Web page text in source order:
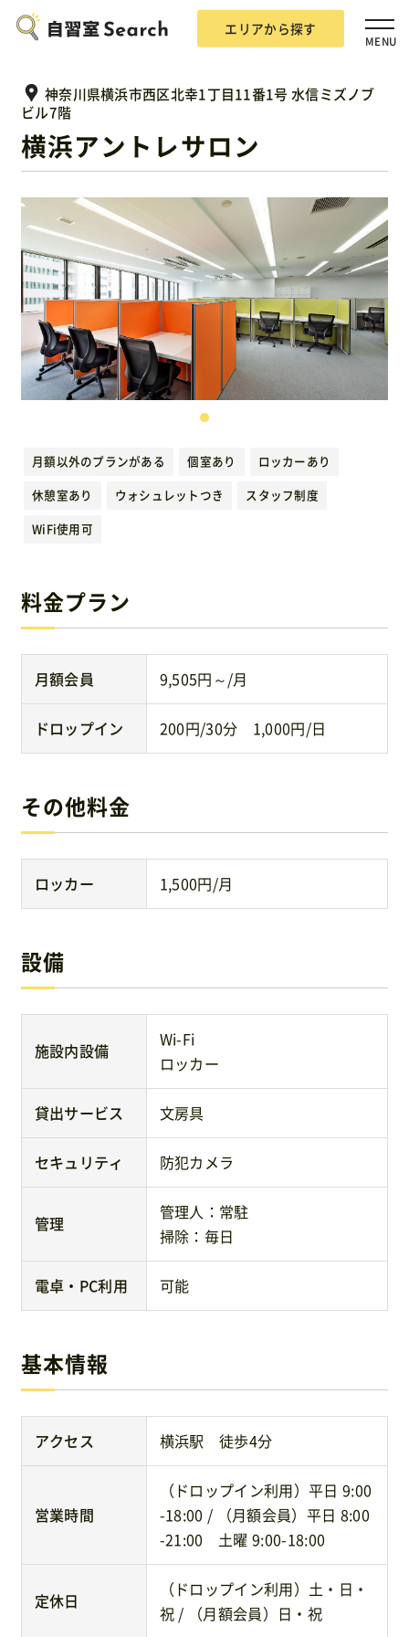
エリアから探す
MENU
エリアから探す
自習室Searchとは？
広告掲載について
免責事項
神奈川県横浜市西区北幸1丁目11番1号 水信ミズノブ
ビル7階
横浜アントレサロン
月額以外のプランがある 個室あり
ロッカーあり
休憩室あり
ウォシュレットつき
スタッフ制度
WiFi使用可
料金プラン
月額会員 9,505円～/月
ドロップイン 200円/30分 1,000円/日
その他料金
ロッカー 1,500円/月
設備
施設内設備
Wi-Fi
ロッカー
貸出サービス 文房具
セキュリティ 防犯カメラ
管理
管理人：常駐
掃除：毎日
電卓・PC利用 可能
基本情報
アクセス 横浜駅 徒歩4分
営業時間
（ドロップイン利用）平日 9:00
-18:00 / （月額会員）平日 8:00
-21:00 土曜 9:00-18:00
定休日
（ドロップイン利用）土・日・
祝 / （月額会員）日・祝